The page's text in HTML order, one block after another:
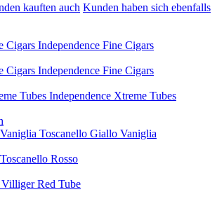
kauften auch Kunden haben sich ebenfalls
Independence Fine Cigars
Independence Fine Cigars
Independence Xtreme Tubes
Toscanello Giallo Vaniglia
Toscanello Rosso
Villiger Red Tube